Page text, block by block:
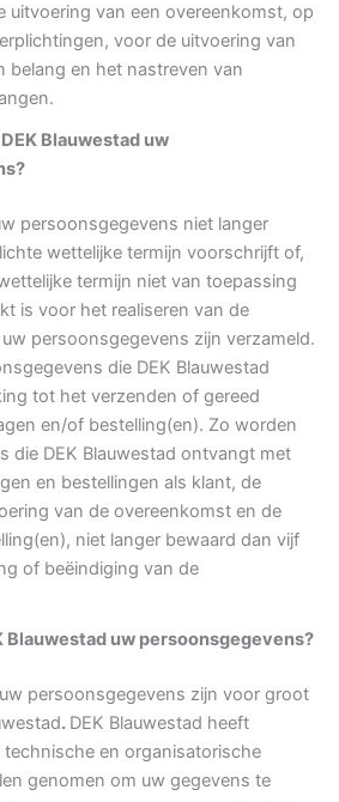
uitvoering van een overeenkomst, op
voor de uitvoering van
belang en het nastreven van
Blauwestad uw
persoonsgegevens niet langer
wettelijke termijn voorschrijft of,
termijn niet van toepassing
is voor het realiseren van de
persoonsgegevens zijn verzameld.
die DEK Blauwestad
tot het verzenden of gereed
en/of bestelling(en). Zo worden
die DEK Blauwestad ontvangt met
en bestellingen als klant, de
van de overeenkomst en de
niet langer bewaard dan vijf
of beëindiging van de
Blauwestad uw persoonsgegevens?
persoonsgegevens zijn voor groot
. DEK Blauwestad heeft
en organisatorische
genomen om uw gegevens te